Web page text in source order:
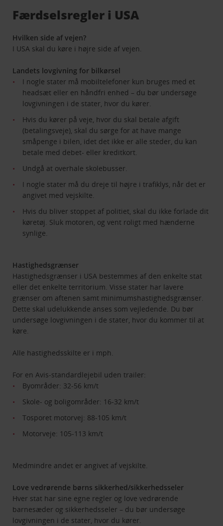
Færdselsregler i USA
Hvilken side af vejen?
I USA skal du køre i højre side af vejen.
Landets lovgivning for bilkørsel
I nogle stater må mobiltelefoner kun bruges med et
headsæt eller en håndfri enhed – du bør undersøge
lovgivningen i de stater, hvor du kører.
Hvis du kører på veje, hvor du skal betale afgift
(betalingsveje), skal du sørge for at have mange
småpenge i bilen, idet det ikke er alle steder, du kan
betale med debet- eller kreditkort.
Undgå at overhale skolebusser.
I nogle stater må du dreje til højre i trafiklys, når det er
angivet med vejskilte.
Hvis du bliver stoppet af politiet, skal du ikke forlade dit
køretøj. Sluk motoren, og vent roligt med hænderne
synlige.
Hastighedsgrænser
Hastighedsgrænser i USA bestemmes af den enkelte stat
eller det enkelte territorium. Visse stater har lavere
grænser om aftenen samt minimumshastighedsgrænser.
Dette skal udelukkende anses som vejledende. Du bør
undersøge lovgivningen i de stater, hvor du kommer til at
køre.
Alle hastighedsskilte er i mph.
For en Avis-standardlejebil uden trailer:
Byområder: 32-56 km/t
Skole- og boligområder: 16-32 km/t
Tosporet motorvej: 88-105 km/t
Motorveje: 105-113 km/t
Medmindre andet er angivet af vejskilte.
Love vedrørende børns sikkerhed/sikkerhedsseler
Hver stat har sine egne regler og love vedrørende
barnesæder og sikkerhedsseler – du bør undersøge
lovgivningen i de stater, hvor du kører.